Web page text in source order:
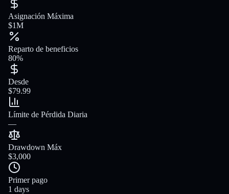
Asignación Máxima
$1M
Reparto de beneficios
80%
Desde
$79.99
Límite de Pérdida Diaria
—
Drawdown Máx
$3,000
Primer pago
1 days